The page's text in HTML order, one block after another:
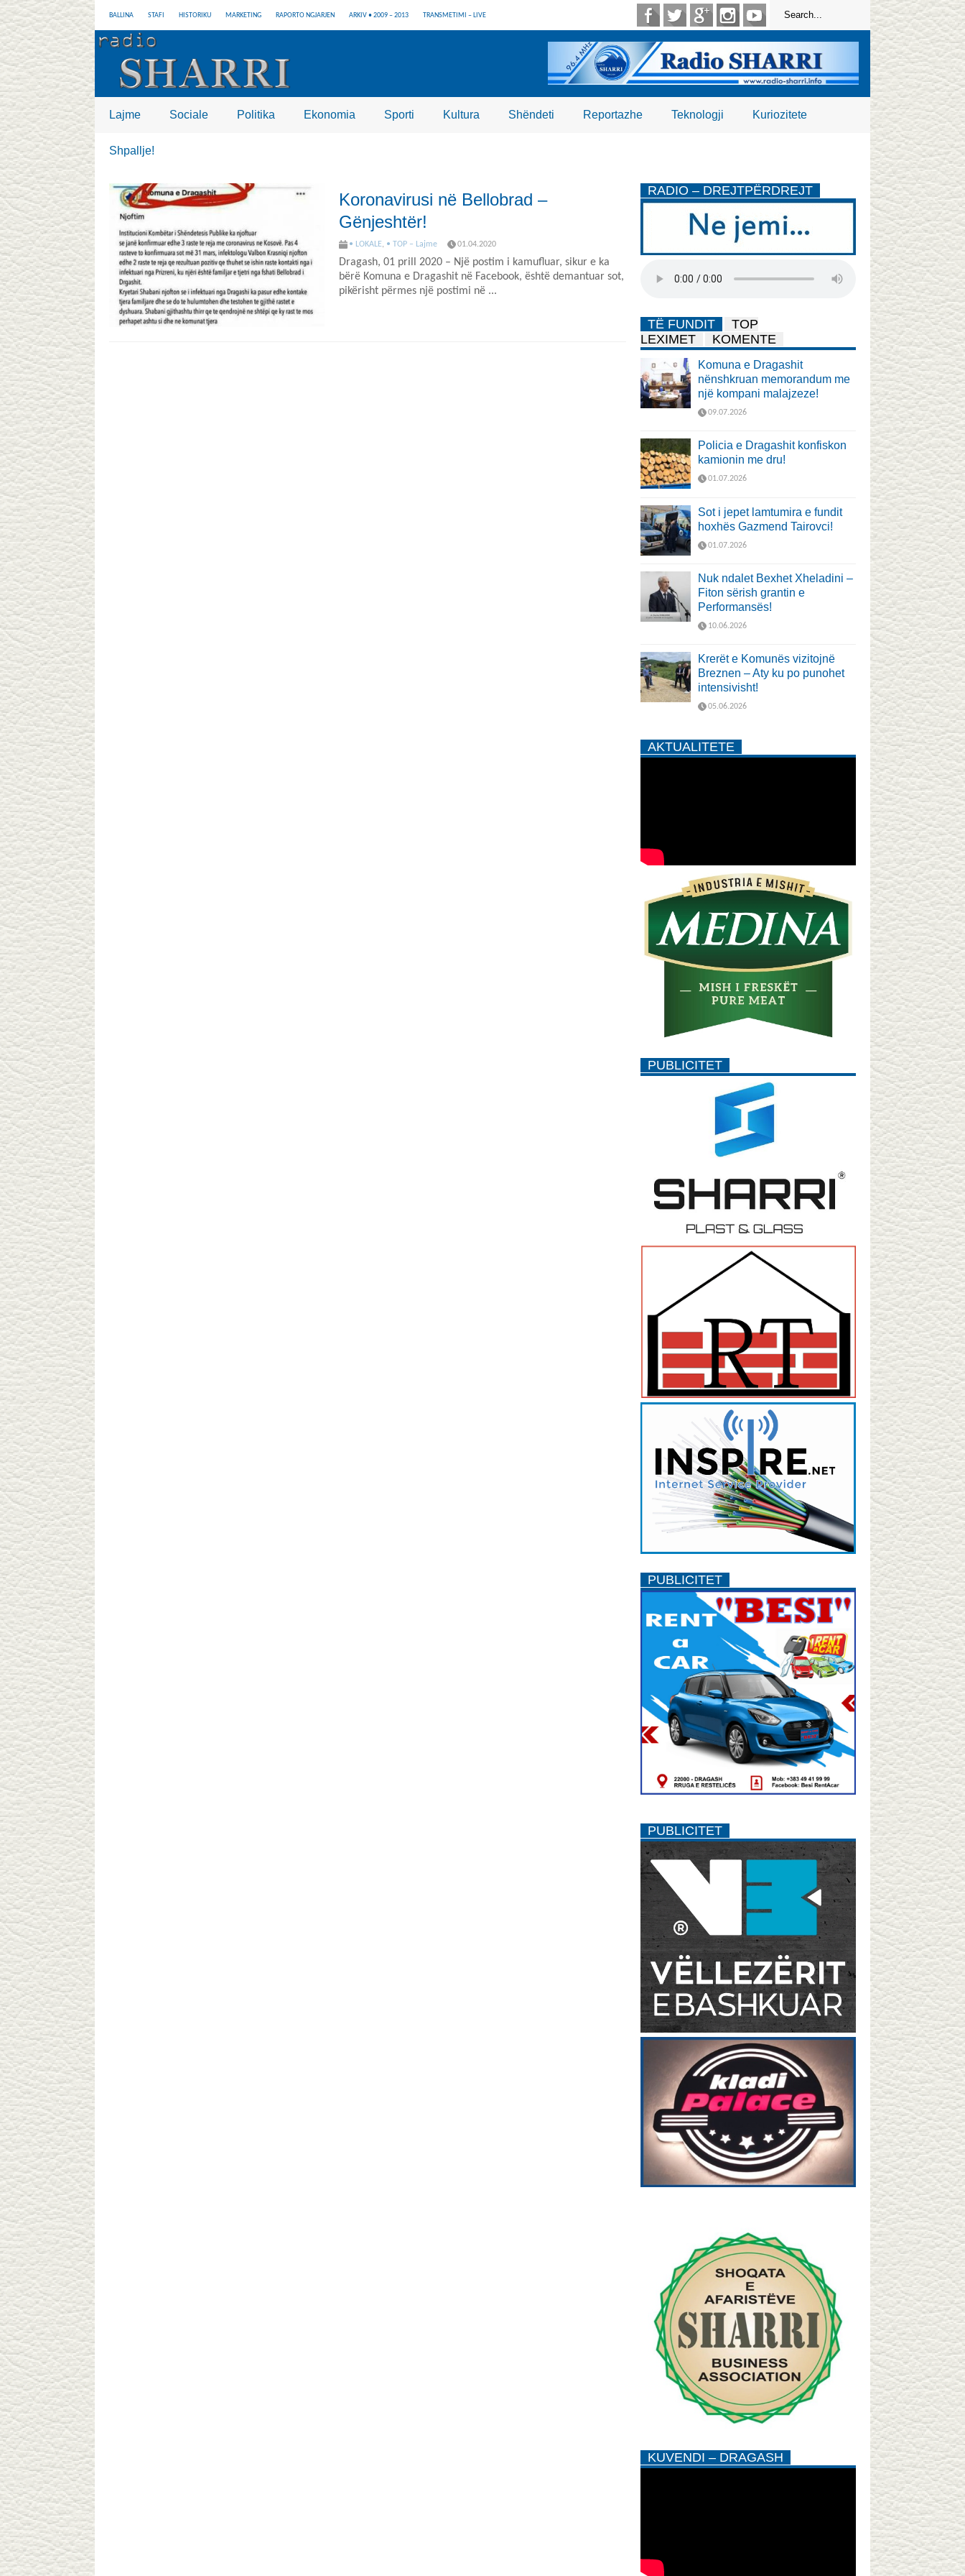
BALLINA STAFI HISTORIKU MARKETING RAPORTO NGJARJEN ARKIV • 2009 – 2013 TRANSMETIMI – LIVE
Lajme Sociale Politika Ekonomia Sporti Kultura Shëndeti Reportazhe Teknologji Kuriozitete
Shpallje!
Koronavirusi në Bellobrad –
Gënjeshtër!
• LOKALE, • TOP – Lajme 01.04.2020
Dragash, 01 prill 2020 – Një postim i kamufluar, sikur e ka
bërë Komuna e Dragashit në Facebook, është demantuar sot,
pikërisht përmes një postimi në ...
RADIO – DREJTPËRDREJT
TË FUNDIT
TOP
LEXIMET
KOMENTE
Komuna e Dragashit
nënshkruan memorandum me
një kompani malajzeze!
09.07.2026
Policia e Dragashit konfiskon
kamionin me dru!
01.07.2026
Sot i jepet lamtumira e fundit
hoxhës Gazmend Tairovci!
01.07.2026
Nuk ndalet Bexhet Xheladini –
Fiton sërish grantin e
Performansës!
10.06.2026
Krerët e Komunës vizitojnë
Breznen – Aty ku po punohet
intensivisht!
05.06.2026
AKTUALITETE
PUBLICITET
PUBLICITET
PUBLICITET
KUVENDI – DRAGASH